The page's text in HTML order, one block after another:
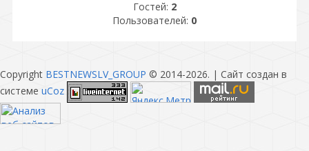
Гостей: 2
Пользователей: 0
Copyright BESTNEWSLV_GROUP © 2014-2026. | Сайт создан в
системе uCoz